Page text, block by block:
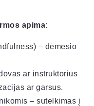
apima:
– dėmesio
ar instruktorius
ar garsus.
– sutelkimas į